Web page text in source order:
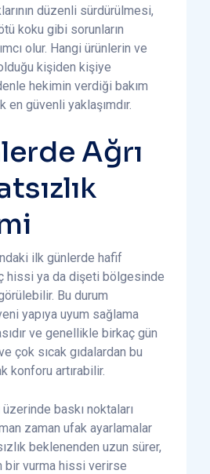
düzenli sürdürülmesi,
koku gibi sorunların
olur. Hangi ürünlerin ve
kişiden kişiye
hekimin verdiği bakım
en güvenli yaklaşımdır.
Ağrı
ilk günlerde hafif
hissi ya da dişeti bölgesinde
Bu durum
yapıya uyum sağlama
ve genellikle birkaç gün
çok sıcak gıdalardan bu
konforu artırabilir.
baskı noktaları
zaman ufak ayarlamalar
beklenenden uzun sürer,
bir vurma hissi verirse